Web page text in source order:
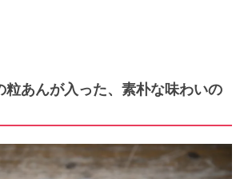
粒あんが入った、素朴な味わいの